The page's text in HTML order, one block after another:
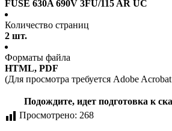
FUSE 630A 690V 3FU/115 AR UC
Количество страниц
2 шт.
Форматы файла
HTML, PDF
(Для просмотра требуется Adobe
Подождите, идет подготовка к
Просмотрено: 268